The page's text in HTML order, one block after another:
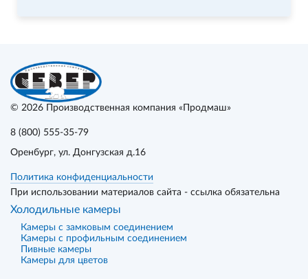
© 2026 Производственная компания «Продмаш»
8 (800) 555-35-79
Оренбург, ул. Донгузская д.16
Политика конфиденциальности
При использовании материалов сайта - ссылка обязательна
Холодильные камеры
Камеры с замковым соединением
Камеры с профильным соединением
Пивные камеры
Камеры для цветов